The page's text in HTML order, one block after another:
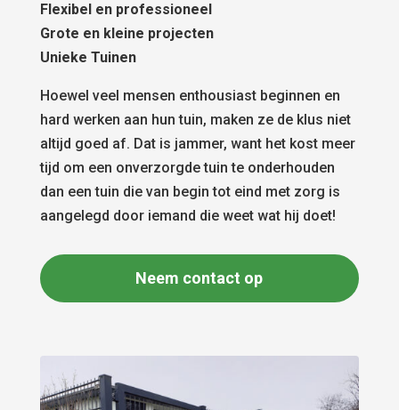
Flexibel en professioneel
Grote en kleine projecten
Unieke Tuinen
Hoewel veel mensen enthousiast beginnen en
hard werken aan hun tuin, maken ze de klus niet
altijd goed af. Dat is jammer, want het kost meer
tijd om een onverzorgde tuin te onderhouden
dan een tuin die van begin tot eind met zorg is
aangelegd door iemand die weet wat hij doet!
Neem contact op